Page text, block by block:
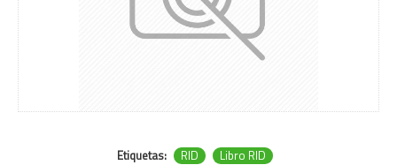
Etiquetas: RID Libro RID